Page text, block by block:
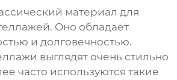
материал для
Оно обладает
и долговечностью.
выглядят очень стильно
часто используются такие